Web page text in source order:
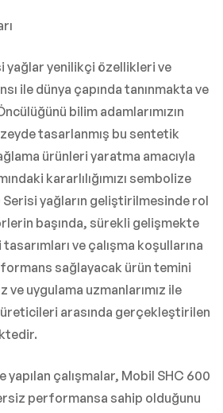
yağlar yenilikçi özellikleri ve
ile dünya çapında tanınmakta ve
bilim adamlarımızın
tasarlanmış bu sentetik
ürünleri yaratma amacıyla
kararlılığımızı sembolize
Serisi yağların geliştirilmesinde rol
başında, sürekli gelişmekte
ve çalışma koşullarına
sağlayacak ürün temini
ve uygulama uzmanlarımız ile
arasında gerçekleştirilen
çalışmalar, Mobil SHC 600
performansa sahip olduğunu